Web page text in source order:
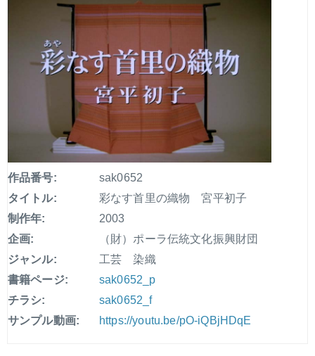
作品番号:
sak0652
タイトル:
彩なす首里の織物 宮平初子
制作年:
2003
企画:
（財）ポーラ伝統文化振興財団
ジャンル:
工芸 染織
書籍ページ:
sak0652_p
チラシ:
sak0652_f
サンプル動画:
https://youtu.be/pO-iQBjHDqE